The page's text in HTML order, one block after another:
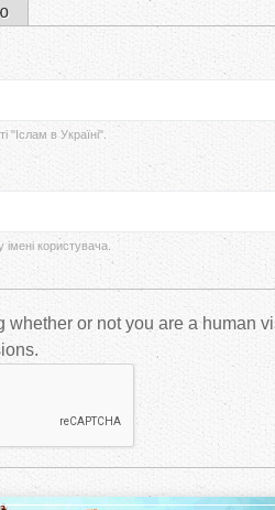
"Іслам в Україні".
користувача.
whether or not you are a human